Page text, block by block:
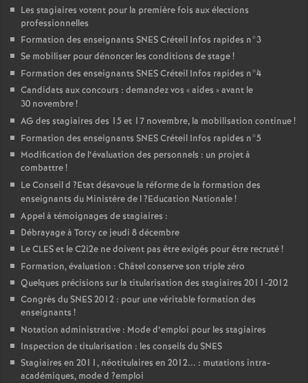
Les stagiaires votent pour la première fois aux élections
professionnelles
Formation des enseignants SNESCréteil Infos rapides n°3
Se mobiliser pour dénoncer les conditions de stage!
Formation des enseignants SNESCréteil Infos rapides n°4
Candidats aux concours : demandez vos «aides » avant le
30 novembre!
AG des stagiaires des 15 et 17 novembre, la mobilisation continue!
Formation des enseignants SNESCréteil Infos rapides n°5
Modification de l’évaluation des personnels : un projet à
combattre!
Le Conseil d ?Etat désavoue la réforme de la formation des
enseignants du Ministère de l?Education Nationale!
Appel à témoignages de stagiaires :
Débrayage à Torcy ce jeudi 8 décembre
LeCLESet le C2i2e ne doivent pas être exigés pour être recruté!
Formation, évaluation : Châtel conserve son triple zéro
Quelques précisions sur la titularisation des stagiaires 2011-2012
Congrès duSNES2012 : pour une véritable formation des
enseignants !
Notation administrative : Mode d’emploi pour les stagiaires
Inspection de titularisation : les conseils duSNES
Stagiaires en 2011, néotitulaires en 2012... : mutations intra-
académiques, mode d ?emploi